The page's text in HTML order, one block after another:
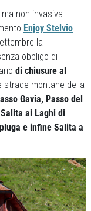
non invasiva
Enjoy Stelvio
la
obbligo di
di chiusure al
strade montane della
Gavia, Passo del
ai Laghi di
e infine Salita a